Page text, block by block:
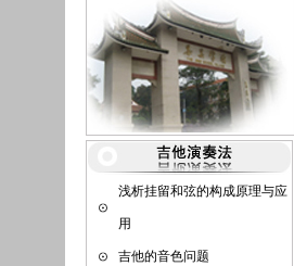
浅析挂留和弦的构成原理与应
用
吉他的音色问题